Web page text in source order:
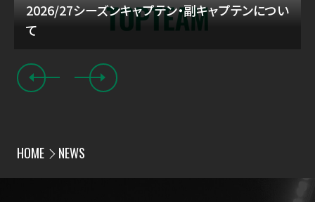
2026/27シーズンキャプテン・副キャプテンについ
て
HOME NEWS